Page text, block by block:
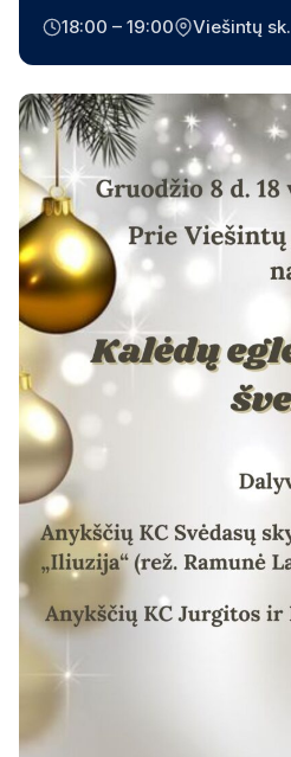
18:00 – 19:00 Viešintų sk.